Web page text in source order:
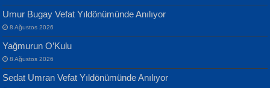
Banu Sancak
Umur Bugay Vefat Yıldönümünde Anılıyor
8 Ağustos 2026
Yağmurun O’Kulu
8 Ağustos 2026
Sedat Umran Vefat Yıldönümünde Anılıyor